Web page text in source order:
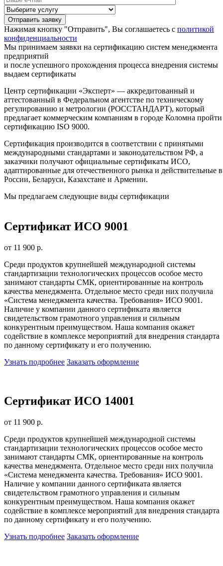
Нажимая кнопку "Отправить", Вы соглашаетесь с политикой
конфиденциальности
Мы принимаем заявки на сертификацию систем менеджмента
предприятий
и после успешного прохождения процесса внедрения системы
выдаем сертификаты
Центр сертификации «Эксперт» — аккредитованный и
аттестованный в Федеральном агентстве по техническому
регулированию и метрологии (РОССТАНДАРТ), который
предлагает коммерческим компаниям в городе Коломна пройти
сертификацию ISO 9000.
Сертификация производится в соответствии с принятыми
международными стандартами и законодательством РФ, а
заказчики получают официальные сертификаты ИСО,
адаптированные для отечественного рынка и действительные в
России, Беларуси, Казахстане и Армении.
Мы предлагаем следующие виды сертификации
Сертификат ИСО 9001
от 11 900 р.
Среди продуктов крупнейшей международной системы
стандартизации технологических процессов особое место
занимают стандарты СМК, ориентированные на контроль
качества менеджмента. Отдельное место среди них получила
«Система менеджмента качества. Требования» ИСО 9001.
Наличие у компании данного сертификата является
свидетельством грамотного управления и сильным
конкурентным преимуществом. Наша компания окажет
содействие в комплексе мероприятий для внедрения стандарта
по данному сертификату и его получению.
Узнать подробнее Заказать оформление
Сертификат ИСО 14001
от 11 900 р.
Среди продуктов крупнейшей международной системы
стандартизации технологических процессов особое место
занимают стандарты СМК, ориентированные на контроль
качества менеджмента. Отдельное место среди них получила
«Система менеджмента качества. Требования» ИСО 9001.
Наличие у компании данного сертификата является
свидетельством грамотного управления и сильным
конкурентным преимуществом. Наша компания окажет
содействие в комплексе мероприятий для внедрения стандарта
по данному сертификату и его получению.
Узнать подробнее Заказать оформление